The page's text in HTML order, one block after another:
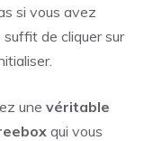
si vous avez
de cliquer sur
une véritable
qui vous